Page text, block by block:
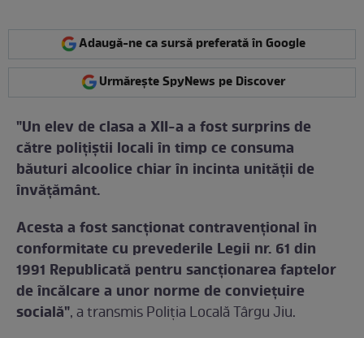
Adaugă-ne ca sursă preferată în Google
Urmărește SpyNews pe Discover
"Un elev de clasa a XII-a a fost surprins de
către polițiștii locali în timp ce consuma
băuturi alcoolice chiar în incinta unității de
învățământ.
Acesta a fost sancționat contravențional în
conformitate cu prevederile Legii nr. 61 din
1991 Republicată pentru sancționarea faptelor
de încălcare a unor norme de conviețuire
socială", a transmis Poliția Locală Târgu Jiu.